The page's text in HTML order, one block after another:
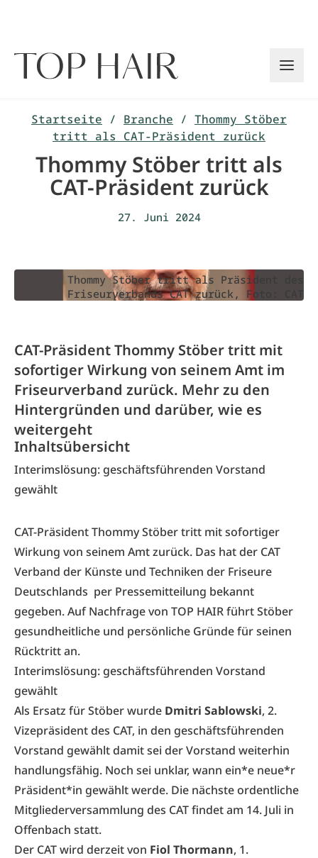
Startseite / Branche / Thommy Stöber
tritt als CAT-Präsident zurück
Thommy Stöber tritt als
CAT-Präsident zurück
27. Juni 2024
Thommy Stöber tritt als Präsident des
Friseurverbands CAT zurück, Foto: CAT
CAT-Präsident Thommy Stöber tritt mit
sofortiger Wirkung von seinem Amt im
Friseurverband zurück. Mehr zu den
Hintergründen und darüber, wie es
weitergeht
Inhaltsübersicht
Interimslösung: geschäftsführenden Vorstand
gewählt
CAT-Präsident Thommy Stöber tritt mit sofortiger
Wirkung von seinem Amt zurück. Das hat der CAT
Verband der Künste und Techniken der Friseure
Deutschlands per Pressemitteilung bekannt
gegeben. Auf Nachfrage von TOP HAIR führt Stöber
gesundheitliche und persönliche Gründe für seinen
Rücktritt an.
Interimslösung: geschäftsführenden Vorstand
gewählt
Als Ersatz für Stöber wurde Dmitri Sablowski, 2.
Vizepräsident des CAT, in den geschäftsführenden
Vorstand gewählt damit sei der Vorstand weiterhin
handlungsfähig. Noch sei unklar, wann ein*e neue*r
Präsident*in gewählt werde. Die nächste ordentliche
Mitgliederversammlung des CAT findet am 14. Juli in
Offenbach statt.
Der CAT wird derzeit von Fiol Thormann, 1.